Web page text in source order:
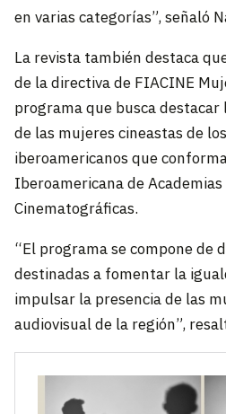
en varias categorías”, señaló
La revista también destaca
de la directiva de FIACINE
programa que busca
de las mujeres cineastas de
iberoamericanos que
Iberoamericana de
Cinematográficas.
“El programa se compone de
destinadas a fomentar la
impulsar la presencia de las
audiovisual de la región”,